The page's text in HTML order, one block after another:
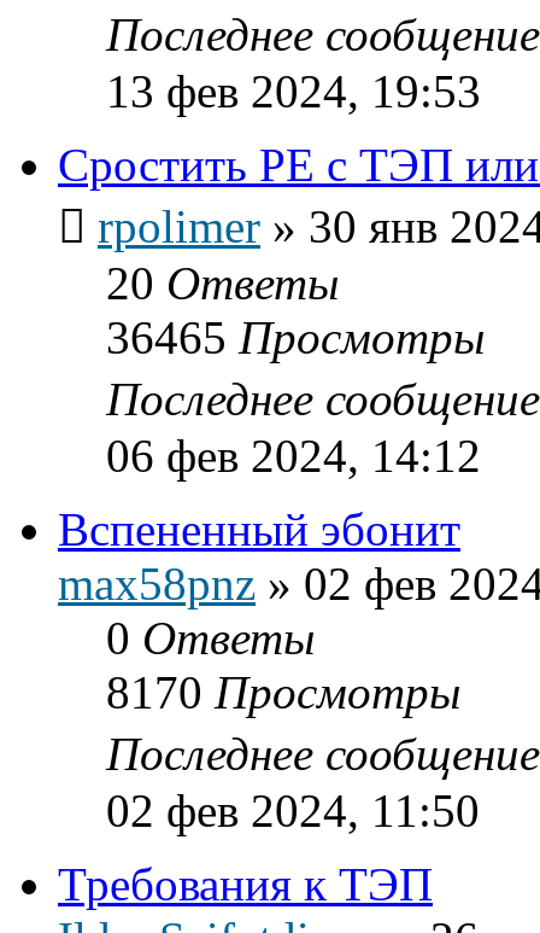
Последнее
13 фев 2024, 19:53
Сростить PE c ТЭП
rpolimer » 30 янв
20 Ответы
36465 Просмотры
Последнее
06 фев 2024, 14:12
Вспененный эбонит
max58pnz » 02 фев
0 Ответы
8170 Просмотры
Последнее
02 фев 2024, 11:50
Требования к ТЭП